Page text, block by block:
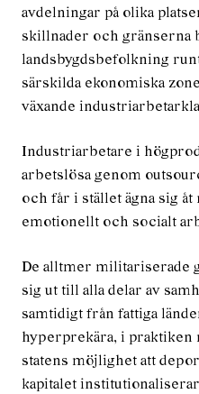
avdelningar på olika
skillnader och gränserna
landsbygdsbefolkning
särskilda ekonomiska
växande
Industriarbetare i
arbetslösa genom
och får i stället ägna sig
emotionellt och socialt
De alltmer militariserade
sig ut till alla delar av
samtidigt från fattiga
hyper­­prekära, i praktiken
statens möjlighet att
kapitalet